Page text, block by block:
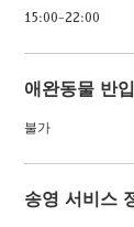
15:00-22:00
애완동물 반
불가
송영 서비스